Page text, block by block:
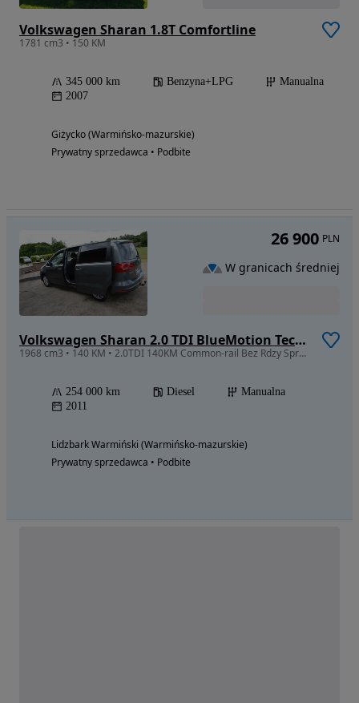
Volkswagen Sharan 1.8T Comfortline
1781 cm3 • 150 KM
345 000 km Benzyna+LPG
Manualna
2007
Giżycko (Warmińsko-mazurskie)
Prywatny sprzedawca • Podbite
Volkswagen Sharan 2.0 TDI BlueMotion Technology Comfortline
1968 cm3 • 140 KM • 2.0TDI 140KM Common-rail Bez Rdzy Sprowadzony
254 000 km Diesel
Manualna
2011
Lidzbark Warmiński (Warmińsko-mazurskie)
Prywatny sprzedawca • Podbite
26 900 PLN
W granicach średniej